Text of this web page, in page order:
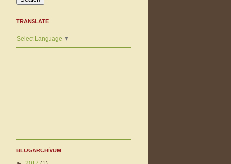
TRANSLATE
Select Language ▼
BLOGARCHÍVUM